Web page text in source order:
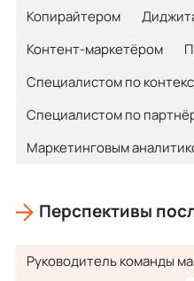
Копирайтером
Контент-маркетёром
Специaлистом по
Специалистом по
Маркетинговым
Перспективы
Руководитель команды